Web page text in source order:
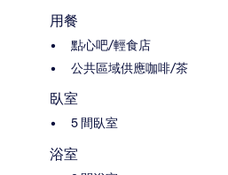
用餐
點心吧/輕食店
公共區域供應咖啡/茶
臥室
5 間臥室
浴室